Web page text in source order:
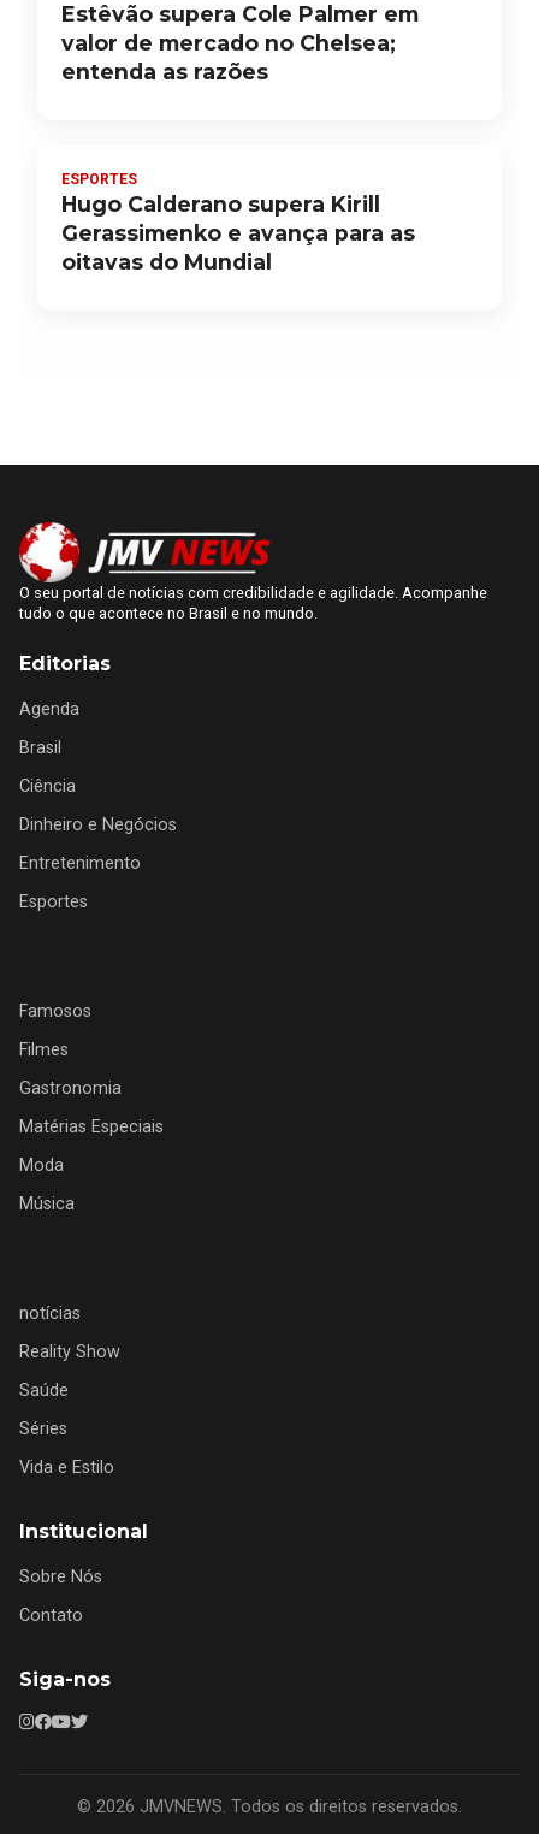
Estêvão supera Cole Palmer em
valor de mercado no Chelsea;
entenda as razões
ESPORTES
Hugo Calderano supera Kirill
Gerassimenko e avança para as
oitavas do Mundial
O seu portal de notícias com credibilidade e agilidade. Acompanhe
tudo o que acontece no Brasil e no mundo.
Editorias
Agenda
Brasil
Ciência
Dinheiro e Negócios
Entretenimento
Esportes
Famosos
Filmes
Gastronomia
Matérias Especiais
Moda
Música
notícias
Reality Show
Saúde
Séries
Vida e Estilo
Institucional
Sobre Nós
Contato
Siga-nos
© 2026 JMVNEWS. Todos os direitos reservados.